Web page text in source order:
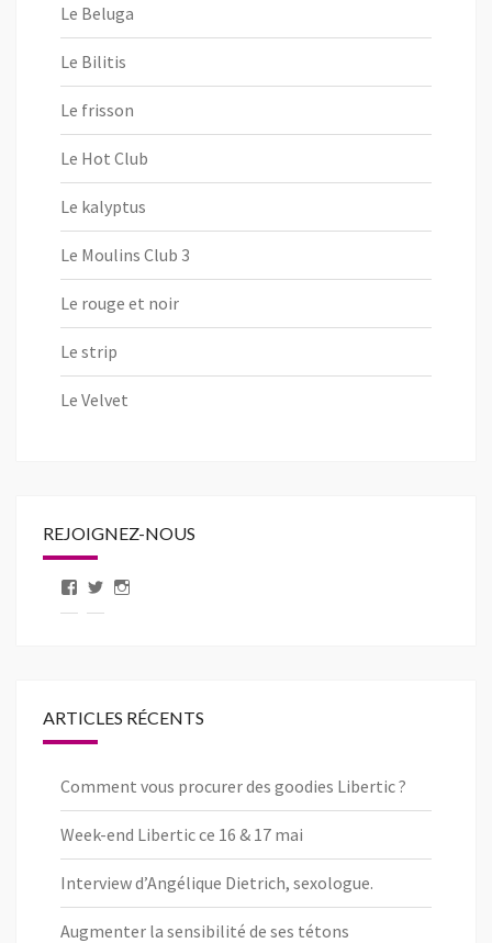
Le Beluga
Le Bilitis
Le frisson
Le Hot Club
Le kalyptus
Le Moulins Club 3
Le rouge et noir
Le strip
Le Velvet
REJOIGNEZ-NOUS
Voir Voir
ARTICLES RÉCENTS
Comment vous procurer des goodies Libertic ?
Week-end Libertic ce 16 & 17 mai
Interview d’Angélique Dietrich, sexologue.
Augmenter la sensibilité de ses tétons